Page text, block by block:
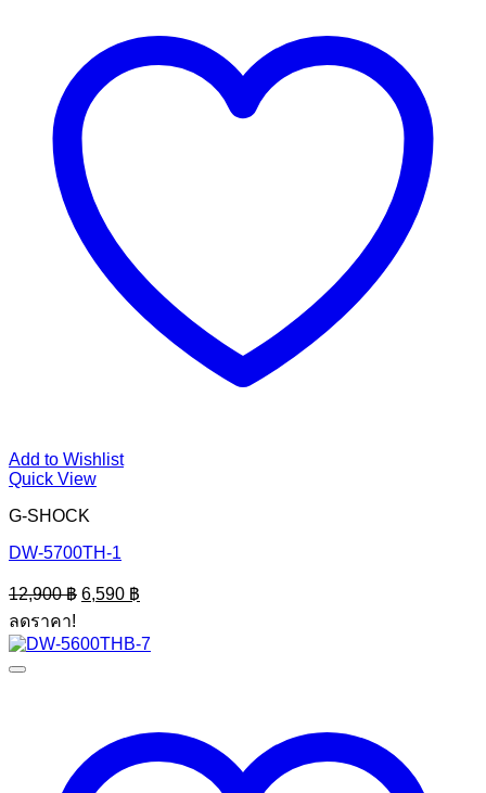
Add to Wishlist
Quick View
G-SHOCK
DW-5700TH-1
12,900฿ Original
price
12,900 ฿.
6,590 ฿
price
6,590 ฿.
ลดราคา!